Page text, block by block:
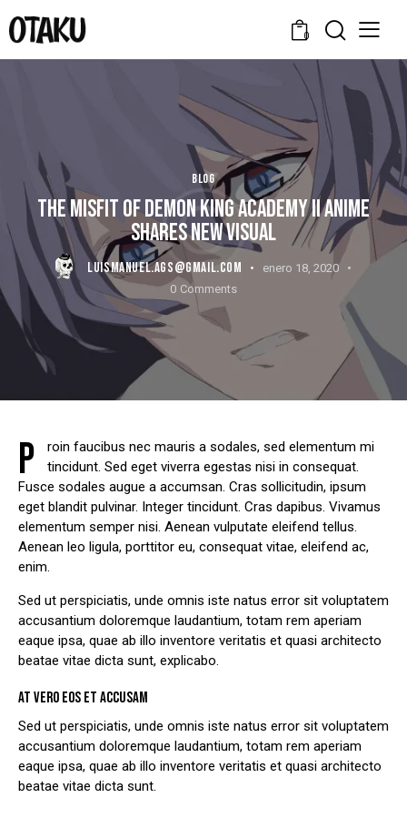
0
BLOG
THE MISFIT OF DEMON KING ACADEMY II ANIME
SHARES NEW VISUAL
LUISMANUEL.AGS@GMAIL.COM
enero 18, 2020
0 Comments
P
roin faucibus nec mauris a sodales, sed elementum mi
tincidunt. Sed eget viverra egestas nisi in consequat.
Fusce sodales augue a accumsan. Cras sollicitudin, ipsum
eget blandit pulvinar. Integer tincidunt. Cras dapibus. Vivamus
elementum semper nisi. Aenean vulputate eleifend tellus.
Aenean leo ligula, porttitor eu, consequat vitae, eleifend ac,
enim.
Sed ut perspiciatis, unde omnis iste natus error sit voluptatem
accusantium doloremque laudantium, totam rem aperiam
eaque ipsa, quae ab illo inventore veritatis et quasi architecto
beatae vitae dicta sunt, explicabo.
AT VERO EOS ET ACCUSAM
Sed ut perspiciatis, unde omnis iste natus error sit voluptatem
accusantium doloremque laudantium, totam rem aperiam
eaque ipsa, quae ab illo inventore veritatis et quasi architecto
beatae vitae dicta sunt.